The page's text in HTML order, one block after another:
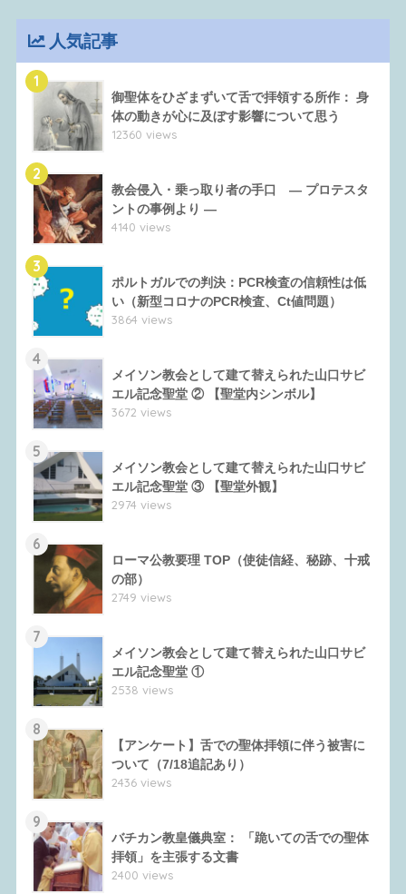
人気記事
1
御聖体をひざまずいて舌で拝領する所作： 身
体の動きが心に及ぼす影響について思う
12360 views
2
教会侵入・乗っ取り者の手口 ― プロテスタ
ントの事例より ―
4140 views
3
ポルトガルでの判決：PCR検査の信頼性は低
い（新型コロナのPCR検査、Ct値問題）
3864 views
4
メイソン教会として建て替えられた山口サビ
エル記念聖堂 ② 【聖堂内シンボル】
3672 views
5
メイソン教会として建て替えられた山口サビ
エル記念聖堂 ③ 【聖堂外観】
2974 views
6
ローマ公教要理 TOP（使徒信経、秘跡、十戒
の部）
2749 views
7
メイソン教会として建て替えられた山口サビ
エル記念聖堂 ①
2538 views
8
【アンケート】舌での聖体拝領に伴う被害に
ついて（7/18追記あり）
2436 views
9
バチカン教皇儀典室： 「跪いての舌での聖体
拝領」を主張する文書
2400 views